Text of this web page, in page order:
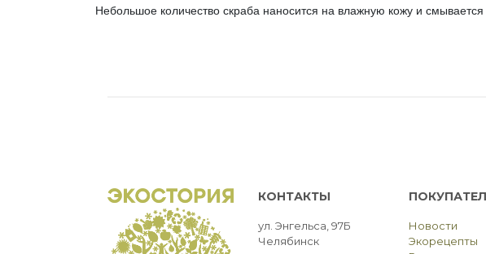
Небольшое количество скраба наносится на влажную кожу и
КОНТАКТЫ
ул. Энгельса, 97Б
Челябинск
Новости
Экорецепты